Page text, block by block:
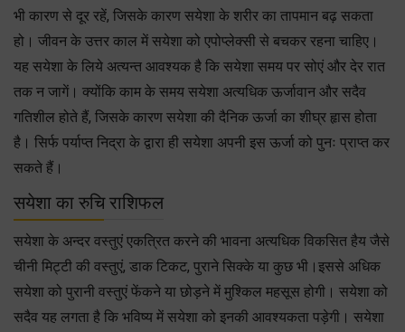
भी कारण से दूर रहें, जिसके कारण सयेशा के शरीर का तापमान बढ़ सकता
हो। जीवन के उत्तर काल में सयेशा को एपोप्लेक्सी से बचकर रहना चाहिए।
यह सयेशा के लिये अत्यन्त आवश्यक है कि सयेशा समय पर सोएं और देर रात
तक न जागें। क्योंकि काम के समय सयेशा अत्यधिक ऊर्जावान और सदैव
गतिशील होते हैं, जिसके कारण सयेशा की दैनिक ऊर्जा का शीघ्र हृास होता
है। सिर्फ पर्याप्त निद्रा के द्वारा ही सयेशा अपनी इस ऊर्जा को पुनः प्राप्त कर
सकते हैं।
सयेशा का रुचि राशिफल
सयेशा के अन्दर वस्तुएं एकत्रित करने की भावना अत्यधिक विकसित हैय जैसे
चीनी मिट्टी की वस्तुएं, डाक टिकट, पुराने सिक्के या कुछ भी।इससे अधिक
सयेशा को पुरानी वस्तुएं फेंकने या छोड़ने में मुश्किल महसूस होगी। सयेशा को
सदैव यह लगता है कि भविष्य में सयेशा को इनकी आवश्यकता पड़ेगी। सयेशा